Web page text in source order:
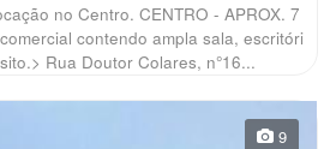
no Centro. CENTRO - APROX. 7
contendo ampla sala, escritóri
Rua Doutor Colares, n°16...
9